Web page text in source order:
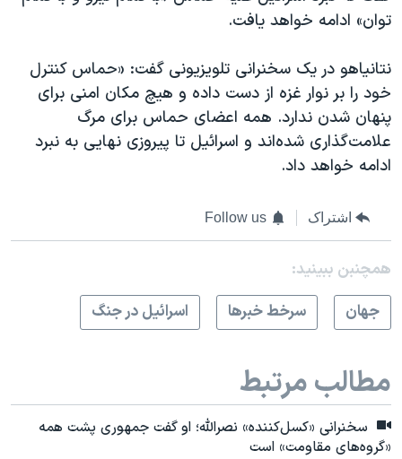
توان» ادامه خواهد یافت.
نتانیاهو در یک سخنرانی تلویزیونی گفت: «حماس کنترل
خود را بر نوار غزه از دست داده و هیچ مکان امنی برای
پنهان شدن ندارد. همه اعضای حماس برای مرگ
علامت‌گذاری شده‌اند و اسرائیل تا پیروزی نهایی به نبرد
ادامه خواهد داد.
اشتراک Follow us
همچنبن ببینید:
جهان
سرخط خبرها اسرائیل در جنگ
مطالب مرتبط
سخنرانی «کسل‌کننده» نصرالله؛ او گفت جمهوری پشت همه
«گروه‌های مقاومت» است